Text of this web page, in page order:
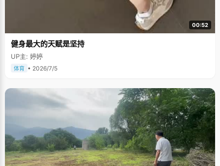
00:52
健身最大的天赋是坚持
UP主: 婷婷
体育 • 2026/7/5